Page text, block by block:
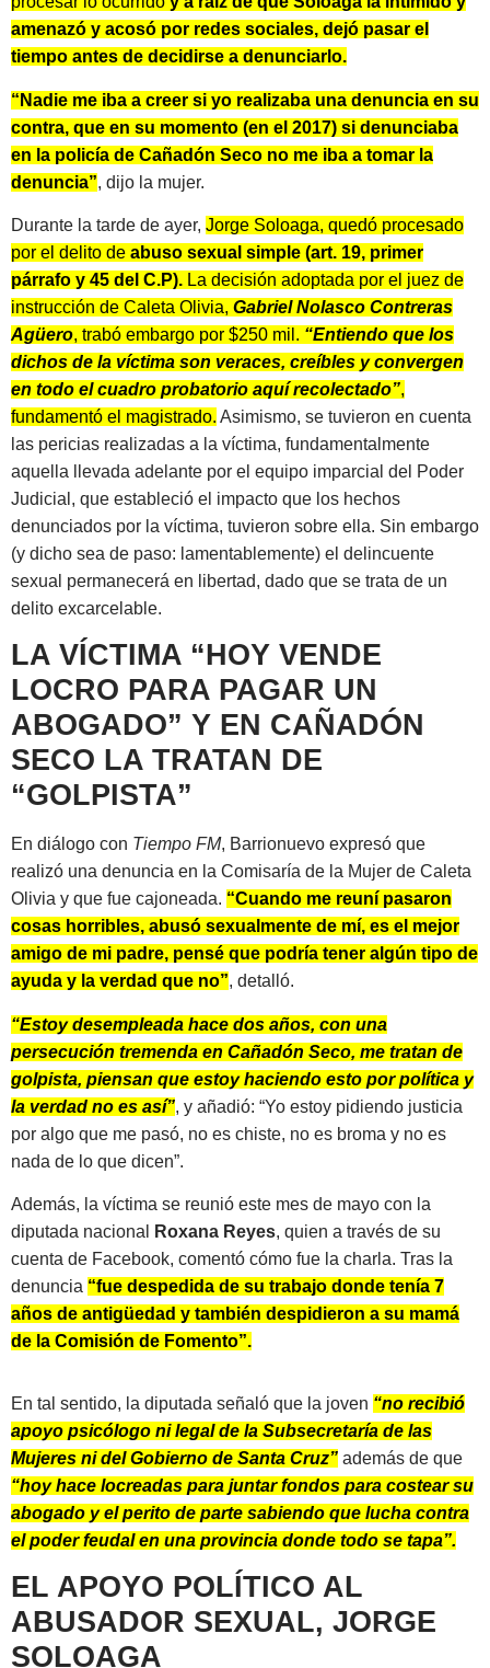
amenazó y acosó por redes sociales, dejó pasar el
tiempo antes de decidirse a denunciarlo.
“Nadie me iba a creer si yo realizaba una denuncia en su
contra, que en su momento (en el 2017) si denunciaba
en la policía de Cañadón Seco no me iba a tomar la
denuncia”, dijo la mujer.
Durante la tarde de ayer, Jorge Soloaga, quedó procesado
por el delito de abuso sexual simple (art. 19, primer
párrafo y 45 del C.P). La decisión adoptada por el juez de
instrucción de Caleta Olivia, Gabriel Nolasco Contreras
Agüero, trabó embargo por $250 mil. “Entiendo que los
dichos de la víctima son veraces, creíbles y convergen
en todo el cuadro probatorio aquí recolectado”,
fundamentó el magistrado. Asimismo, se tuvieron en cuenta
las pericias realizadas a la víctima, fundamentalmente
aquella llevada adelante por el equipo imparcial del Poder
Judicial, que estableció el impacto que los hechos
denunciados por la víctima, tuvieron sobre ella. Sin embargo
(y dicho sea de paso: lamentablemente) el delincuente
sexual permanecerá en libertad, dado que se trata de un
delito excarcelable.
LA VÍCTIMA “HOY VENDE
LOCRO PARA PAGAR UN
ABOGADO” Y EN CAÑADÓN
SECO LA TRATAN DE
“GOLPISTA”
En diálogo con Tiempo FM, Barrionuevo expresó que
realizó una denuncia en la Comisaría de la Mujer de Caleta
Olivia y que fue cajoneada. “Cuando me reuní pasaron
cosas horribles, abusó sexualmente de mí, es el mejor
amigo de mi padre, pensé que podría tener algún tipo de
ayuda y la verdad que no”, detalló.
“Estoy desempleada hace dos años, con una
persecución tremenda en Cañadón Seco, me tratan de
golpista, piensan que estoy haciendo esto por política y
la verdad no es así”, y añadió: “Yo estoy pidiendo justicia
por algo que me pasó, no es chiste, no es broma y no es
nada de lo que dicen”.
Además, la víctima se reunió este mes de mayo con la
diputada nacional
Roxana Reyes, quien a través de su
cuenta de Facebook, comentó cómo fue la charla. Tras la
denuncia “fue despedida de su trabajo donde tenía 7
años de antigüedad y también despidieron a su mamá
de la Comisión de Fomento”.
En tal sentido, la diputada señaló que la joven “no recibió
apoyo psicólogo ni legal de la Subsecretaría de las
Mujeres ni del Gobierno de Santa Cruz” además de que
“hoy hace locreadas para juntar fondos para costear su
abogado y el perito de parte sabiendo que lucha contra
el poder feudal en una provincia donde todo se tapa”.
EL APOYO POLÍTICO AL
ABUSADOR SEXUAL, JORGE
SOLOAGA